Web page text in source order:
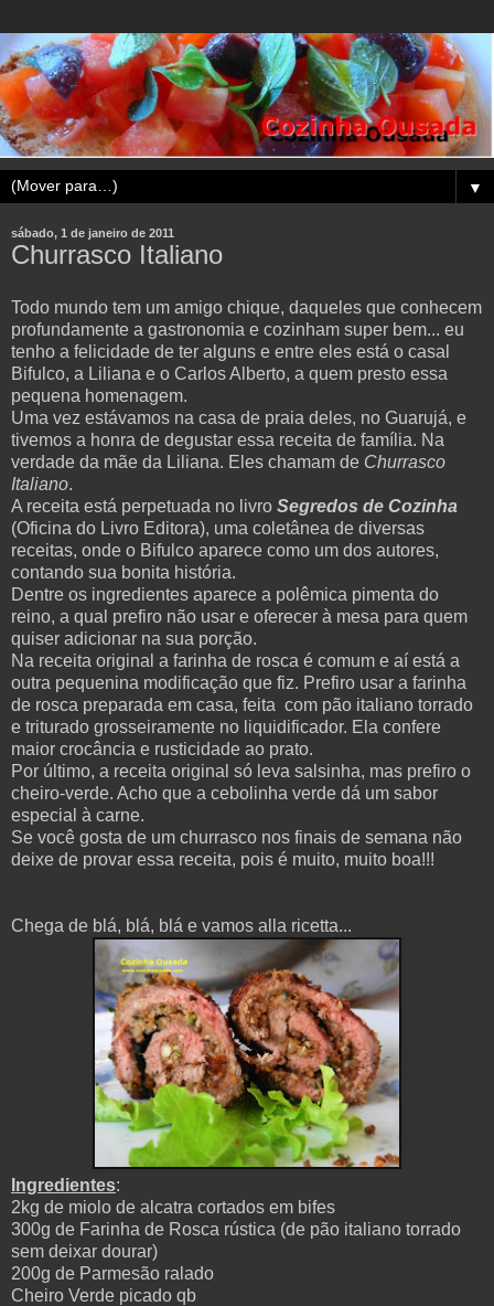
▼
sábado, 1 de janeiro de 2011
Churrasco Italiano
Todo mundo tem um amigo chique, daqueles que conhecem
profundamente a gastronomia e cozinham super bem... eu
tenho a felicidade de ter alguns e entre eles está o casal
Bifulco, a Liliana e o Carlos Alberto, a quem presto essa
pequena homenagem.
Uma vez estávamos na casa de praia deles, no Guarujá, e
tivemos a honra de degustar essa receita de família. Na
verdade da mãe da Liliana. Eles chamam de Churrasco
Italiano.
A receita está perpetuada no livro Segredos de Cozinha
(Oficina do Livro Editora), uma coletânea de diversas
receitas, onde o Bifulco aparece como um dos autores,
contando sua bonita história.
Dentre os ingredientes aparece a polêmica pimenta do
reino, a qual prefiro não usar e oferecer à mesa para quem
quiser adicionar na sua porção.
Na receita original a farinha de rosca é comum e aí está a
outra pequenina modificação que fiz. Prefiro usar a farinha
de rosca preparada em casa, feita com pão italiano torrado
e triturado grosseiramente no liquidificador. Ela confere
maior crocância e rusticidade ao prato.
Por último, a receita original só leva salsinha, mas prefiro o
cheiro-verde. Acho que a cebolinha verde dá um sabor
especial à carne.
Se você gosta de um churrasco nos finais de semana não
deixe de provar essa receita, pois é muito, muito boa!!!
Chega de blá, blá, blá e vamos alla ricetta...
Ingredientes:
2kg de miolo de alcatra cortados em bifes
300g de Farinha de Rosca rústica (de pão italiano torrado
sem deixar dourar)
200g de Parmesão ralado
Cheiro Verde picado qb